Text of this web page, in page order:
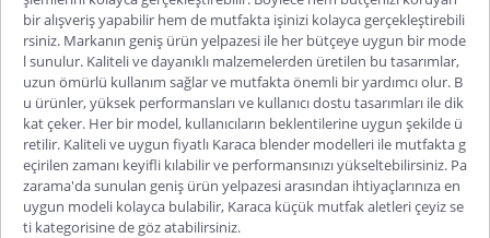
bir alışveriş yapabilir hem de mutfakta işinizi kolayca gerçekleştirebili
rsiniz. Markanın geniş ürün yelpazesi ile her bütçeye uygun bir mode
l sunulur. Kaliteli ve dayanıklı malzemelerden üretilen bu tasarımlar,
uzun ömürlü kullanım sağlar ve mutfakta önemli bir yardımcı olur. B
u ürünler, yüksek performansları ve kullanıcı dostu tasarımları ile dik
kat çeker. Her bir model, kullanıcıların beklentilerine uygun şekilde ü
retilir. Kaliteli ve uygun fiyatlı Karaca blender modelleri ile mutfakta g
eçirilen zamanı keyifli kılabilir ve performansınızı yükseltebilirsiniz. Pa
zarama'da sunulan geniş ürün yelpazesi arasından ihtiyaçlarınıza en
uygun modeli kolayca bulabilir, Karaca küçük mutfak aletleri çeyiz se
ti kategorisine de göz atabilirsiniz.